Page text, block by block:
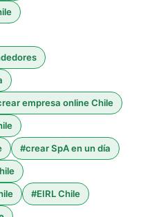
empresa online Chile
#crear SpA en un día
#EIRL Chile